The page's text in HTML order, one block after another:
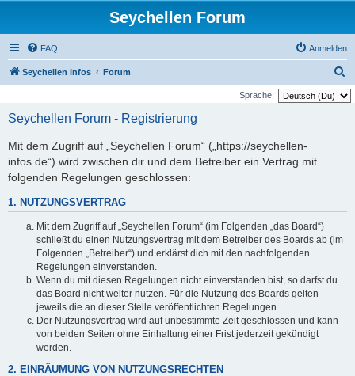
Seychellen Forum
FAQ Anmelden
Seychellen Infos Forum
u
Sprache:
Seychellen Forum - Registrierung
Mit dem Zugriff auf „Seychellen Forum“ („https://seychellen-
infos.de“) wird zwischen dir und dem Betreiber ein Vertrag mit
folgenden Regelungen geschlossen:
1. NUTZUNGSVERTRAG
Mit dem Zugriff auf „Seychellen Forum“ (im Folgenden „das Board“)
schließt du einen Nutzungsvertrag mit dem Betreiber des Boards ab (im
Folgenden „Betreiber“) und erklärst dich mit den nachfolgenden
Regelungen einverstanden.
Wenn du mit diesen Regelungen nicht einverstanden bist, so darfst du
das Board nicht weiter nutzen. Für die Nutzung des Boards gelten
jeweils die an dieser Stelle veröffentlichten Regelungen.
Der Nutzungsvertrag wird auf unbestimmte Zeit geschlossen und kann
von beiden Seiten ohne Einhaltung einer Frist jederzeit gekündigt
werden.
2. EINRÄUMUNG VON NUTZUNGSRECHTEN